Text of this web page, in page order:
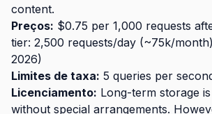
content.
Preços: $0.75 per 1,000 requests
tier: 2,500 requests/day (~75k/
2026)
Limites de taxa: 5 queries per
Licenciamento: Long-term storage
without special arrangements.